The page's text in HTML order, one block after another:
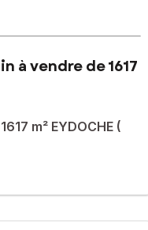
à vendre de 1617
m² EYDOCHE (
constructible
( 38690 )